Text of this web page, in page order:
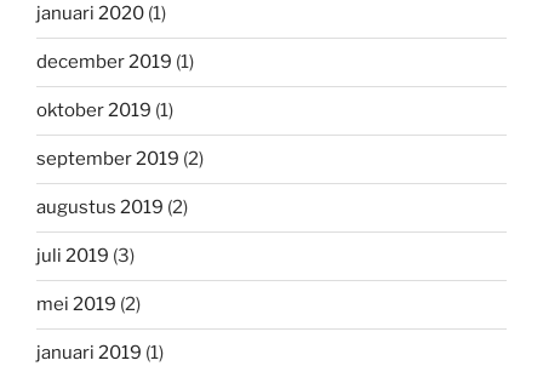
januari 2020 (1)
december 2019 (1)
oktober 2019 (1)
september 2019 (2)
augustus 2019 (2)
juli 2019 (3)
mei 2019 (2)
januari 2019 (1)